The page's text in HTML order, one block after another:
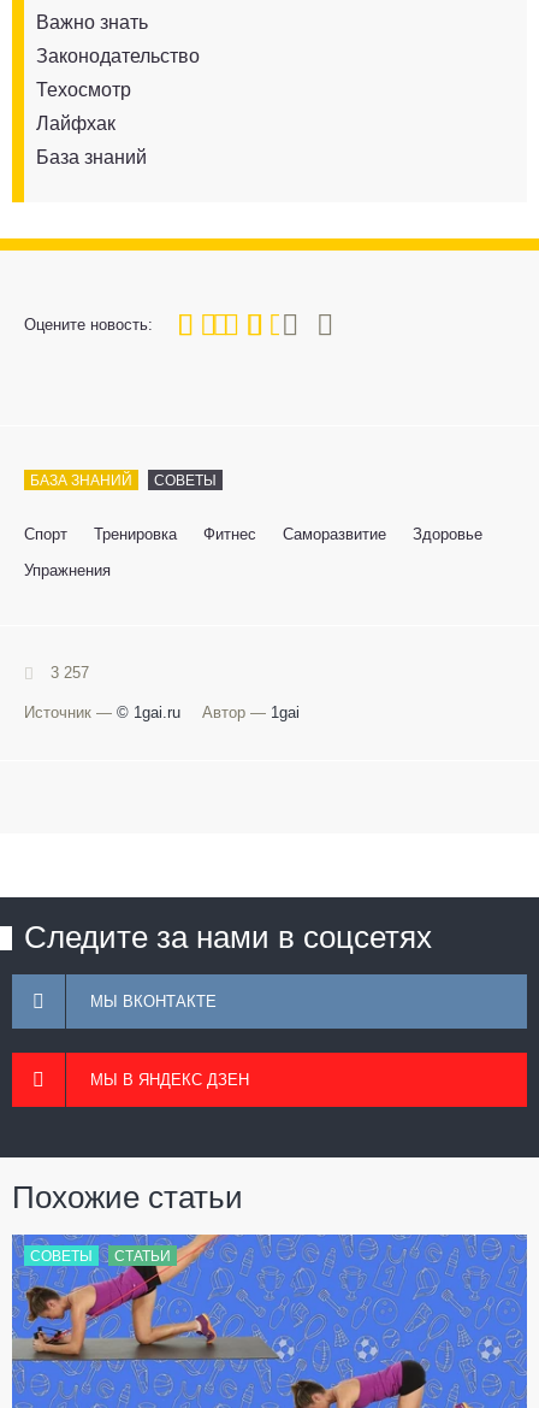
Важно знать
Законодательство
Техосмотр
Лайфхак
База знаний
Оцените новость:
60
1 3 4 5
БАЗА ЗНАНИЙ СОВЕТЫ
Спорт Тренировка Фитнес Саморазвитие
Здоровье
Упражнения
3 257
Источник — © 1gai.ru Автор — 1gai
Следите за нами в соцсетях
МЫ ВКОНТАКТЕ
МЫ В ЯНДЕКС ДЗЕН
Похожие статьи
СОВЕТЫ СТАТЬИ